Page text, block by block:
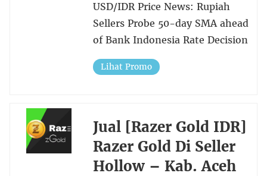
USD/IDR Price News: Rupiah
Sellers Probe 50-day SMA ahead
of Bank Indonesia Rate Decision
Lihat Promo
Jual [Razer Gold IDR]
Razer Gold Di Seller
Hollow – Kab. Aceh